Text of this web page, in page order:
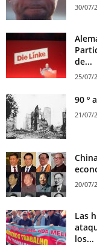
30/07/
de...
25/07/
90 º
21/07/
20/07/
Las
los...